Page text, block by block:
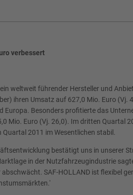
verbessert
ein weltweit führender Hersteller und
ihren Umsatz auf 627,0 Mio. Euro
Europa. Besonders profitierte das
Mio. Euro (Vj. 26,0). Im dritten Quartal
Quartal 2011 im Wesentlichen stabil.
bestätigt uns in
in der Nutzfahrzeugindustrie
SAF-HOLLAND ist flexibel